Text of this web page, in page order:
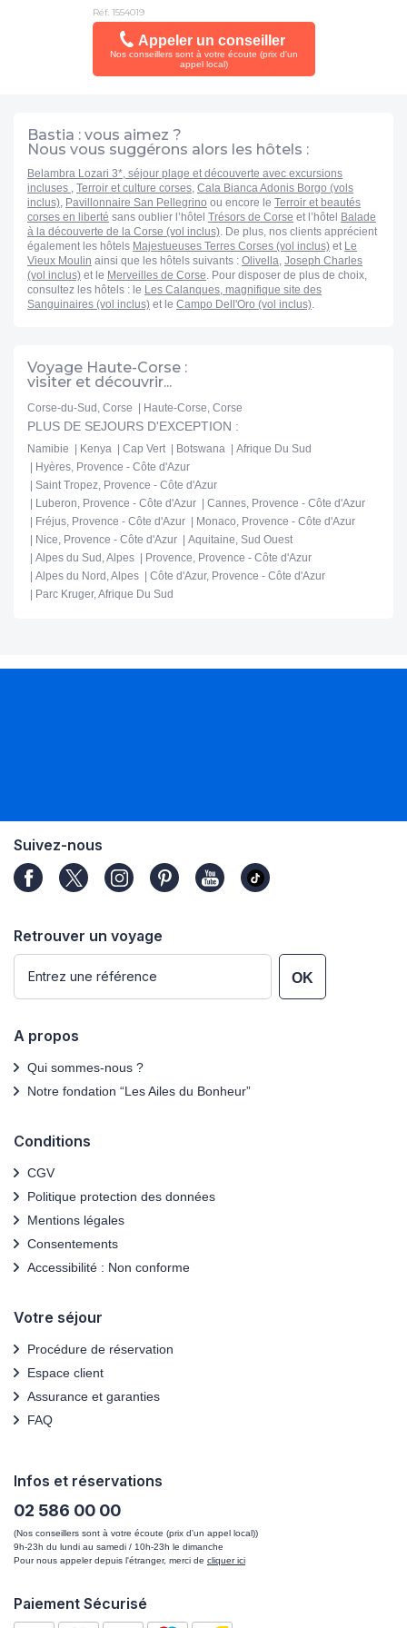
La chambre allouée lors de votre arrivée pourra être ainsi
différente de celle figurant en photo sur le présent descriptif.
Votre séjour est assuré par le tour opérateur suivant :
Réf. 1554019
Appeler un conseiller
Nos conseillers sont à votre écoute (prix d'un
appel local)
Bastia : vous aimez ?
Nous vous suggérons alors les hôtels :
Belambra Lozari 3*, séjour plage et découverte avec excursions
incluses , Terroir et culture corses, Cala Bianca Adonis Borgo (vols
inclus), Pavillonnaire San Pellegrino ou encore le Terroir et beautés
corses en liberté sans oublier l’hôtel Trésors de Corse et l’hôtel
Balade
à la découverte de la Corse (vol inclus). De plus, nos clients apprécient
également les hôtels Majestueuses Terres Corses (vol inclus) et Le
Vieux Moulin ainsi que les hôtels suivants : Olivella, Joseph Charles
(vol inclus) et le Merveilles de Corse. Pour disposer de plus de choix,
consultez les hôtels : le Les Calanques, magnifique site des
Sanguinaires (vol inclus) et le Campo Dell'Oro (vol inclus).
Voyage Haute-Corse :
visiter et découvrir...
Corse-du-Sud, Corse Haute-Corse, Corse
PLUS DE SEJOURS D'EXCEPTION :
Namibie Kenya Cap Vert Botswana
Afrique Du Sud
Hyères, Provence - Côte d'Azur
Saint Tropez, Provence - Côte d'Azur
Luberon, Provence - Côte d'Azur
Cannes, Provence - Côte d'Azur
Fréjus, Provence - Côte d'Azur
Monaco, Provence - Côte d'Azur
Nice, Provence - Côte d'Azur
Aquitaine, Sud Ouest
Alpes du Sud, Alpes
Provence, Provence - Côte d'Azur
Alpes du Nord, Alpes
Côte d'Azur, Provence - Côte d'Azur
Parc Kruger, Afrique Du Sud
Suivez-nous
Retrouver un voyage
OK
A propos
Qui sommes-nous ?
Notre fondation “Les Ailes du Bonheur”
Conditions
CGV
Politique protection des données
Mentions légales
Consentements
Accessibilité : Non conforme
Votre séjour
Procédure de réservation
Espace client
Assurance et garanties
FAQ
Infos et réservations
02 586 00 00
(Nos conseillers sont à votre écoute (prix d'un appel local))
9h-23h du lundi au samedi / 10h-23h le dimanche
Pour nous appeler depuis l'étranger, merci de cliquer ici
Paiement Sécurisé